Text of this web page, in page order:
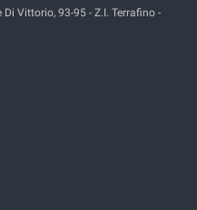
Di Vittorio, 93-95 - Z.I. Terrafino -